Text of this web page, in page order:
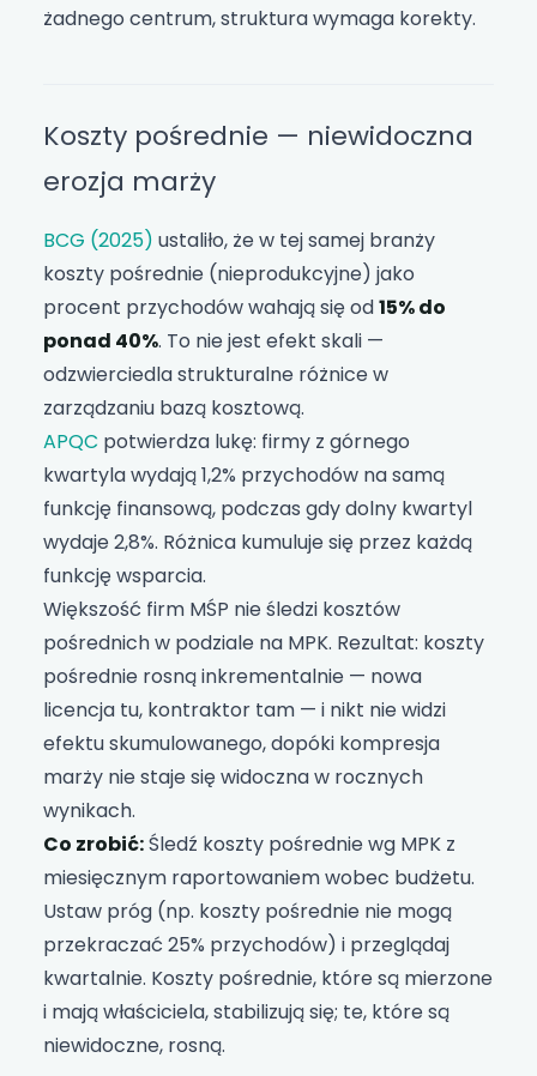
żadnego centrum, struktura wymaga korekty.
Koszty pośrednie — niewidoczna
erozja marży
BCG (2025) ustaliło, że w tej samej branży
koszty pośrednie (nieprodukcyjne) jako
procent przychodów wahają się od15% do
ponad 40%. To nie jest efekt skali —
odzwierciedla strukturalne różnice w
zarządzaniu bazą kosztową.
APQC potwierdza lukę: firmy z górnego
kwartyla wydają 1,2% przychodów na samą
funkcję finansową, podczas gdy dolny kwartyl
wydaje 2,8%. Różnica kumuluje się przez każdą
funkcję wsparcia.
Większość firm MŚP nie śledzi kosztów
pośrednich w podziale na MPK. Rezultat: koszty
pośrednie rosną inkrementalnie — nowa
licencja tu, kontraktor tam — i nikt nie widzi
efektu skumulowanego, dopóki kompresja
marży nie staje się widoczna w rocznych
wynikach.
Co zrobić:Śledź koszty pośrednie wg MPK z
miesięcznym raportowaniem wobec budżetu.
Ustaw próg (np. koszty pośrednie nie mogą
przekraczać 25% przychodów) i przeglądaj
kwartalnie. Koszty pośrednie, które są mierzone
i mają właściciela, stabilizują się; te, które są
niewidoczne, rosną.